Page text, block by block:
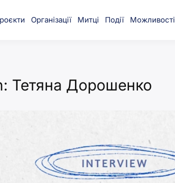
Організації Митці Події Можливості
Тетяна Дорошенко